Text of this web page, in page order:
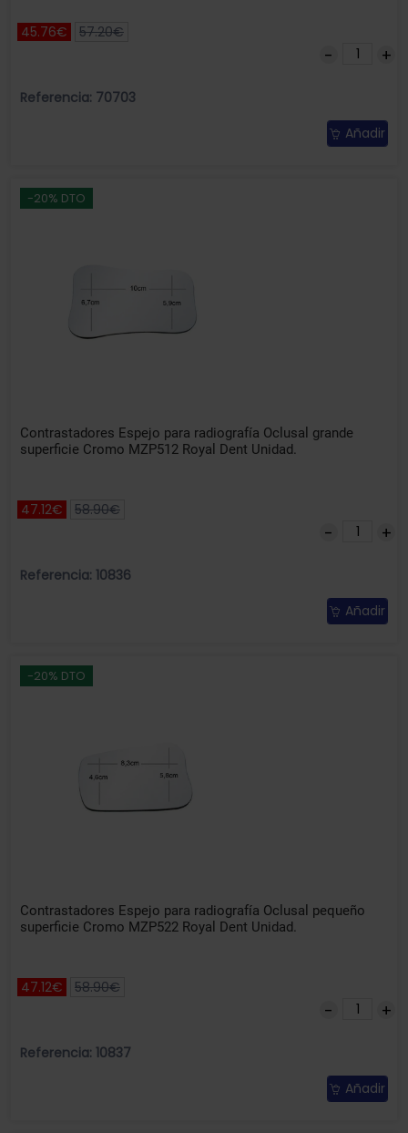
45.76€ 57.20€
Referencia: 70703
Añadir
-20% DTO
Contrastadores Espejo para radiografía Oclusal grande
superficie Cromo MZP512 Royal Dent Unidad.
47.12€ 58.90€
Referencia: 10836
Añadir
-20% DTO
Contrastadores Espejo para radiografía Oclusal pequeño
superficie Cromo MZP522 Royal Dent Unidad.
47.12€ 58.90€
Referencia: 10837
Añadir